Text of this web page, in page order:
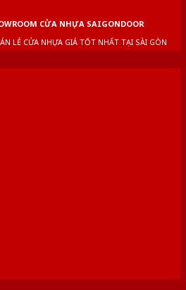
CỬA NHỰA SAIGONDOOR
LẺ CỬA NHỰA GIÁ TỐT NHẤT TẠI SÀI GÒN